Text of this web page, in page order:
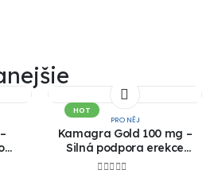
HOT
PRO NĚJ
Kamagra Gold 100 mg –
Silná podpora erekce
(generická Viagra)!! 1+1